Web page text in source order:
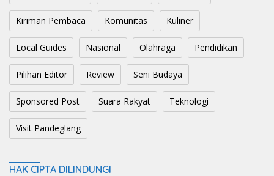
Kiriman Pembaca Komunitas Kuliner
Local Guides Nasional Olahraga Pendidikan
Pilihan Editor Review Seni Budaya
Sponsored Post Suara Rakyat Teknologi
Visit Pandeglang
HAK CIPTA DILINDUNGI